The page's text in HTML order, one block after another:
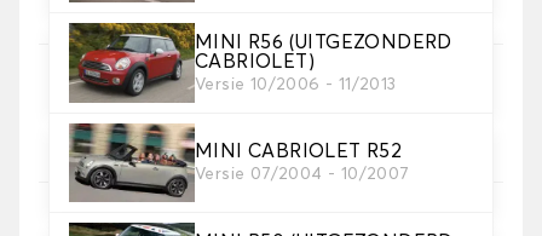
MINI R56 (UITGEZONDERD
CABRIOLET)
Versie 10/2006 - 11/2013
MINI CABRIOLET R52
Versie 07/2004 - 10/2007
7. Autogrip antislip®
voor een optimale grip
8. Hakstuk Aanbevolen